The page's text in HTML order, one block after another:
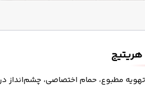
مطبوع، حمام اختصاصی، چشم‌انداز